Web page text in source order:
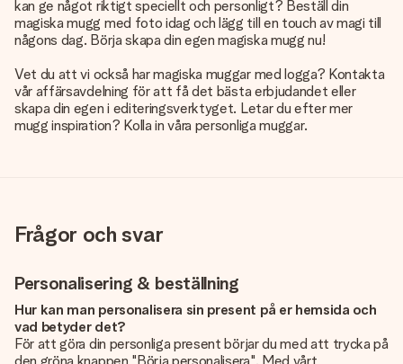
kan ge något riktigt speciellt och personligt? Beställ din
magiska mugg med foto idag och lägg till en touch av magi till
någons dag. Börja skapa din egen magiska mugg nu!
Vet du att vi också har magiska muggar med logga? Kontakta
vår affärsavdelning för att få det bästa erbjudandet eller
skapa din egen i editeringsverktyget. Letar du efter mer
mugg inspiration? Kolla in våra personliga muggar.
Frågor och svar
Personalisering & beställning
Hur kan man personalisera sin present på er hemsida och
vad betyder det?
För att göra din personliga present börjar du med att trycka på